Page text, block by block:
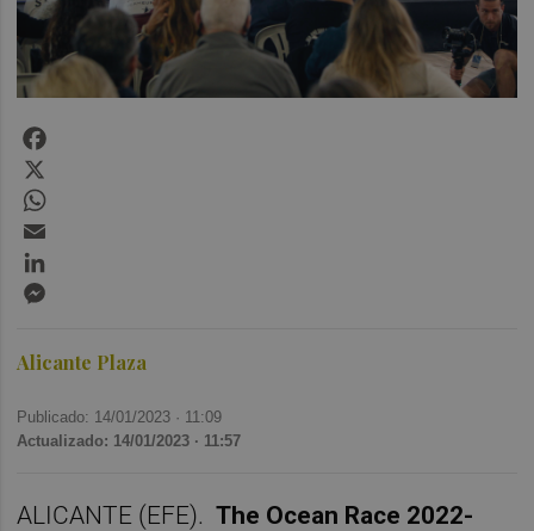
Alicante Plaza
Publicado: 14/01/2023 · 11:09
Actualizado: 14/01/2023 · 11:57
ALICANTE (EFE).The Ocean Race 2022-